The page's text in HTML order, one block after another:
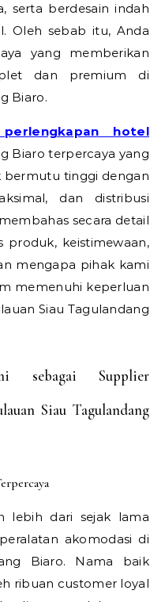
serta berdesain indah
Oleh sebab itu, Anda
yang memberikan
dan premium di
Biaro.
hotel
Biaro terpercaya yang
bermutu tinggi dengan
dan distribusi
secara detail
produk, keistimewaan,
mengapa pihak kami
memenuhi keperluan
Siau Tagulandang
sebagai Supplier
Siau Tagulandang
lebih dari sejak lama
akomodasi di
Biaro. Nama baik
ribuan customer loyal